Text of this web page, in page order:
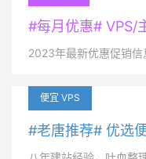
#每月优惠# VPS/
2023年最新优惠促销信
便宜 VPS
#老唐推荐# 优选